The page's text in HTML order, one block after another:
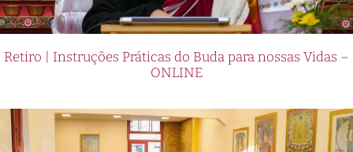
Retiro | Instruções Práticas do Buda para nossas Vidas –
ONLINE